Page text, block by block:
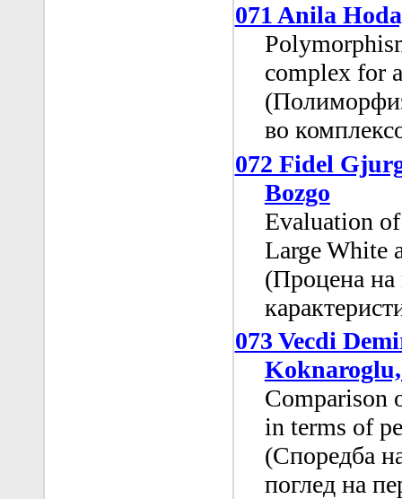
071 Anila
complex for
во
072 Fidel
Bozgo
Evaluation
Large White
(Процена на
073 Vecdi
Comparison
in terms of
(Споредба
поглед на